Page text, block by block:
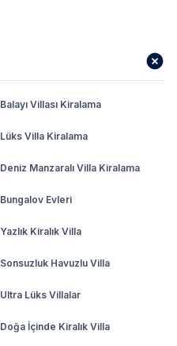
Balayı Villası Kiralama
Lüks Villa Kiralama
Deniz Manzaralı Villa Kiralama
Bungalov Evleri
Yazlık Kiralık Villa
Sonsuzluk Havuzlu Villa
Ultra Lüks Villalar
Doğa İçinde Kiralık Villa